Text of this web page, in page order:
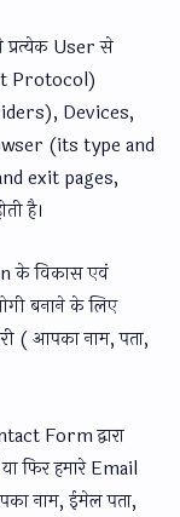
User से
Protocol)
Devices,
(its type and
exit pages,
है।
के विकास एवं
बनाने के लिए
( आपका नाम, पता,
Form द्वारा
फिर हमारे Email
नाम, ईमेल पता,